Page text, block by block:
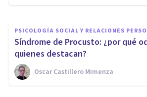
PSICOLOGÍA SOCIAL Y RELACIONES
Síndrome de Procusto: ¿por qué
quienes destacan?
Oscar Castillero Mimenza